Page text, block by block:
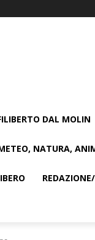
DAL MOLIN
NATURA,